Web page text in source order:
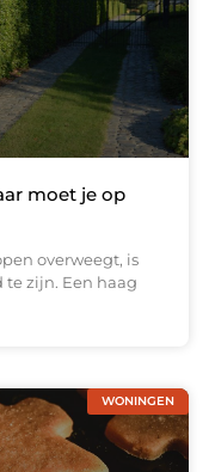
moet je op
overweegt, is
zijn. Een haag
WONINGEN